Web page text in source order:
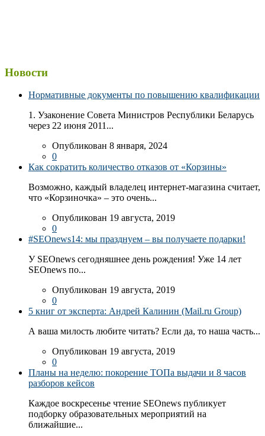
Новости
Нормативные документы по повышению квалификации
1. Узаконение Совета Министров Республики Беларусь
через 22 июня 2011...
Опубликован 8 января, 2024
0
Как сократить количество отказов от «Корзины»
Возможно, каждый владелец интернет-магазина считает,
что «Корзиночка» – это очень...
Опубликован 19 августа, 2019
0
#SEOnews14: мы празднуем – вы получаете подарки!
У SEOnews сегодняшнее день рождения! Уже 14 лет
SEOnews по...
Опубликован 19 августа, 2019
0
5 книг от эксперта: Андрей Калинин (Mail.ru Group)
А ваша милость любите читать? Если да, то наша часть...
Опубликован 19 августа, 2019
0
Планы на неделю: покорение ТОПа выдачи и 8 часов
разборов кейсов
Каждое воскресенье чтение SEOnews публикует
подборку образовательных мероприятий на
ближайшие...